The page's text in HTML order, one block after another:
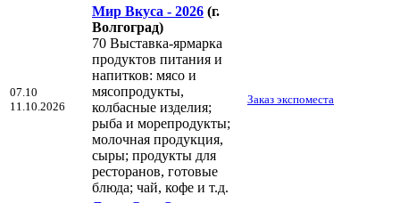
07.10
11.10.2026
Мир Вкуса - 2026 (г.
Волгоград)
70 Выставка-ярмарка
продуктов питания и
напитков: мясо и
мясопродукты,
колбасные изделия;
рыба и морепродукты;
молочная продукция,
сыры; продукты для
ресторанов, готовые
блюда; чай, кофе и т.д.
Заказ экспоместа